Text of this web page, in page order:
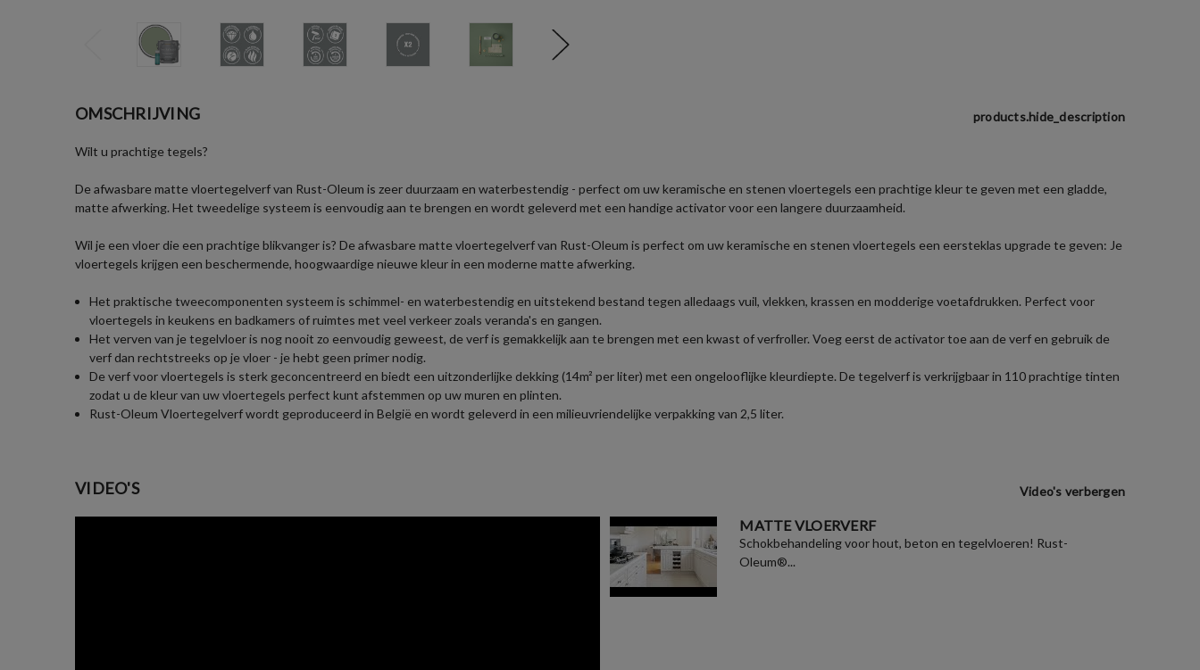
OMSCHRIJVING products.hide_description
Wilt u prachtige tegels?
De afwasbare matte vloertegelverf van Rust-Oleum is zeer duurzaam en waterbestendig - perfect om uw keramische en stenen vloertegels een prachtige kleur te geven met een gladde,
matte afwerking. Het tweedelige systeem is eenvoudig aan te brengen en wordt geleverd met een handige activator voor een langere duurzaamheid.
Wil je een vloer die een prachtige blikvanger is? De afwasbare matte vloertegelverf van Rust-Oleum is perfect om uw keramische en stenen vloertegels een eersteklas upgrade te geven: Je
vloertegels krijgen een beschermende, hoogwaardige nieuwe kleur in een moderne matte afwerking.
Het praktische tweecomponenten systeem is schimmel- en waterbestendig en uitstekend bestand tegen alledaags vuil, vlekken, krassen en modderige voetafdrukken. Perfect voor
vloertegels in keukens en badkamers of ruimtes met veel verkeer zoals veranda's en gangen.
Het verven van je tegelvloer is nog nooit zo eenvoudig geweest, de verf is gemakkelijk aan te brengen met een kwast of verfroller. Voeg eerst de activator toe aan de verf en gebruik de
verf dan rechtstreeks op je vloer - je hebt geen primer nodig.
De verf voor vloertegels is sterk geconcentreerd en biedt een uitzonderlijke dekking (14m² per liter) met een ongelooflijke kleurdiepte. De tegelverf is verkrijgbaar in 110 prachtige tinten
zodat u de kleur van uw vloertegels perfect kunt afstemmen op uw muren en plinten.
Rust-Oleum Vloertegelverf wordt geproduceerd in België en wordt geleverd in een milieuvriendelijke verpakking van 2,5 liter.
VIDEO'S Video's verbergen
MATTE VLOERVERF
Schokbehandeling voor hout, beton en tegelvloeren! Rust-
Oleum®...